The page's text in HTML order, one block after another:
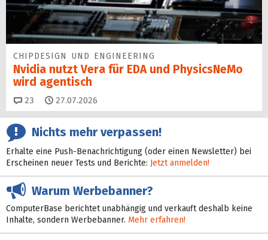
CHIPDESIGN UND ENGINEERING
Nvidia nutzt Vera für EDA und PhysicsNeMo
wird agentisch
23 Kommentare
27.07.2026
Nichts mehr verpassen!
Erhalte eine Push-Benachrichtigung (oder einen Newsletter) bei
Erscheinen neuer Tests und Berichte: Jetzt anmelden!
Warum Werbebanner?
ComputerBase berichtet unabhängig und verkauft deshalb keine
Inhalte, sondern Werbebanner. Mehr erfahren!